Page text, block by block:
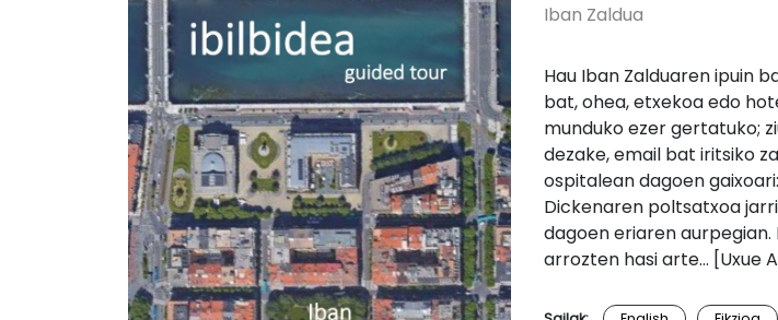
Iban Zaldua
Hau Iban Zalduaren ipuin
bat, ohea, etxekoa edo
munduko ezer gertatuko;
dezake, email bat iritsiko
ospitalean dagoen
Dickenaren poltsatxoa
dagoen eriaren
arrozten hasi arte… [Uxue